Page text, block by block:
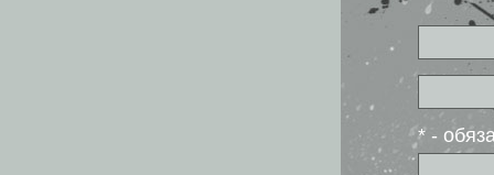
* -